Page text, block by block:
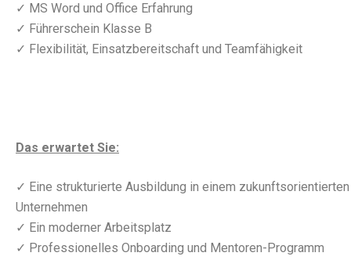
✓ MS Word und Office Erfahrung
✓ Führerschein Klasse B
✓ Flexibilität, Einsatzbereitschaft und Teamfähigkeit
Das erwartet Sie:
✓ Eine strukturierte Ausbildung in einem zukunftsorientierten
Unternehmen
✓ Ein moderner Arbeitsplatz
✓ Professionelles Onboarding und Mentoren-Programm